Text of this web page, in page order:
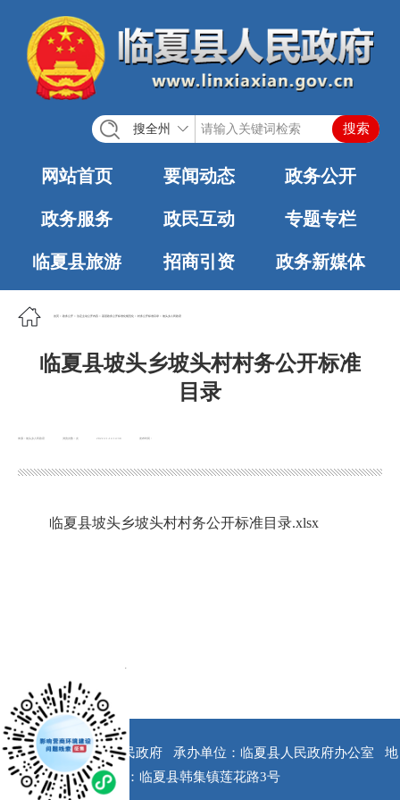
搜全州
网站首页 要闻动态 政务公开
政务服务 政民互动 专题专栏
临夏县旅游 招商引资 政务新媒体
首页 政务公开 法定主动公开内容 基层政务公开标准化规范化 村务公开标准目录 坡头乡人民政府
临夏县坡头乡坡头村村务公开标准
目录
来源：坡头乡人民政府 浏览次数： 发布时间：
2022-11-14 14:30
临夏县坡头乡坡头村村务公开标准目录.xlsx
版权所有：临夏县人民政府 承办单位：临夏县人民政府办公室
地
址：临夏县韩集镇莲花路3号
x